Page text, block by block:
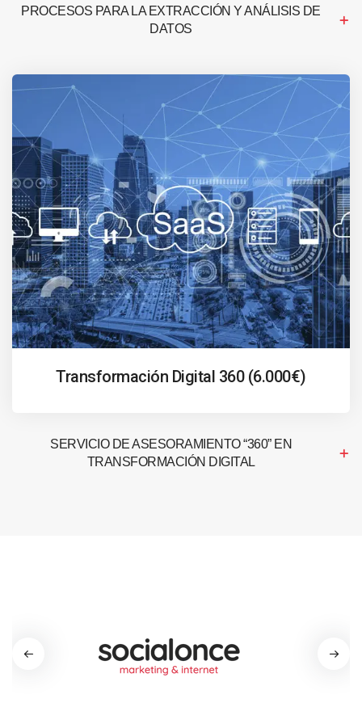
PROCESOS PARA LA EXTRACCIÓN Y ANÁLISIS DE
DATOS
Transformación Digital 360 (6.000€)
SERVICIO DE ASESORAMIENTO “360” EN
TRANSFORMACIÓN DIGITAL